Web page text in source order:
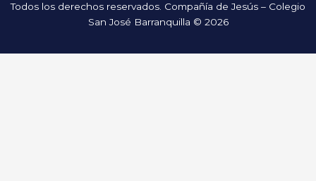
Todos los derechos reservados. Compañía de Jesús – Colegio
San José Barranquilla © 2026